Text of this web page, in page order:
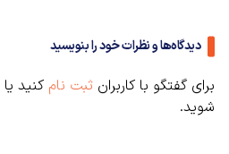
دیدگاه‌ها و نظرات خود را بنویسید
برای گفتگو با کاربران ثبت نام کنید یا
شوید.